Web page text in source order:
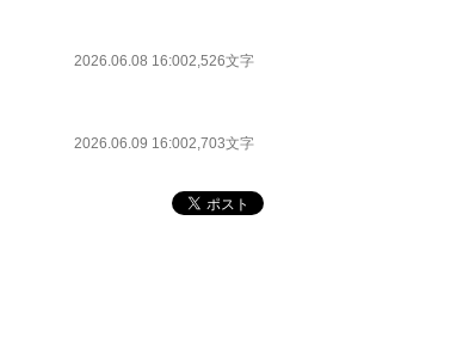
2026.06.08 16:002,526文字
2026.06.09 16:002,703文字